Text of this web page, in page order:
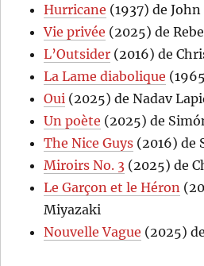
Hurricane (1937) de
Vie privée (2025) de
L’Outsider (2016) de
La Lame diabolique
Oui (2025) de Nadav
Un poète (2025) de
The Nice Guys (2016) de
Miroirs No. 3 (2025) de
Le Garçon et le Héron
Miyazaki
Nouvelle Vague (2025)